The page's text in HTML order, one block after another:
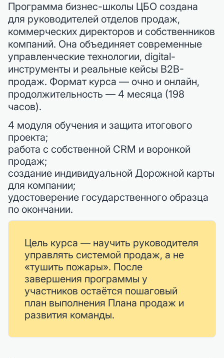
Программа бизнес-школы ЦБО создана
для руководителей отделов продаж,
коммерческих директоров и собственников
компаний. Она объединяет современные
управленческие технологии, digital-
инструменты и реальные кейсы B2B-
продаж. Формат курса — очно и онлайн,
продолжительность — 4 месяца (198
часов).
4 модуля обучения и защита итогового
проекта;
работа с собственной CRM и воронкой
продаж;
создание индивидуальной Дорожной карты
для компании;
удостоверение государственного образца
по окончании.
Цель курса — научить руководителя
управлять системой продаж, а не
«тушить пожары». После
завершения программы у
участников остаётся пошаговый
план выполнения Плана продаж и
развития команды.